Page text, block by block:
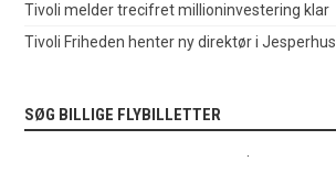
Tivoli melder trecifret millioninvestering klar
Tivoli Friheden henter ny direktør i Jesperhus
SØG BILLIGE FLYBILLETTER